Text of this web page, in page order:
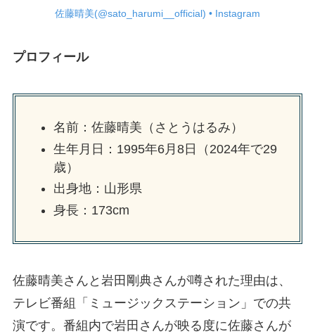
佐藤晴美(@sato_harumi__official) • Instagram
プロフィール
名前：佐藤晴美（さとうはるみ）
生年月日：1995年6月8日（2024年で29
歳）
出身地：山形県
身長：173cm
佐藤晴美さんと岩田剛典さんが噂された理由は、
テレビ番組「ミュージックステーション」での共
演です。番組内で岩田さんが映る度に佐藤さんが